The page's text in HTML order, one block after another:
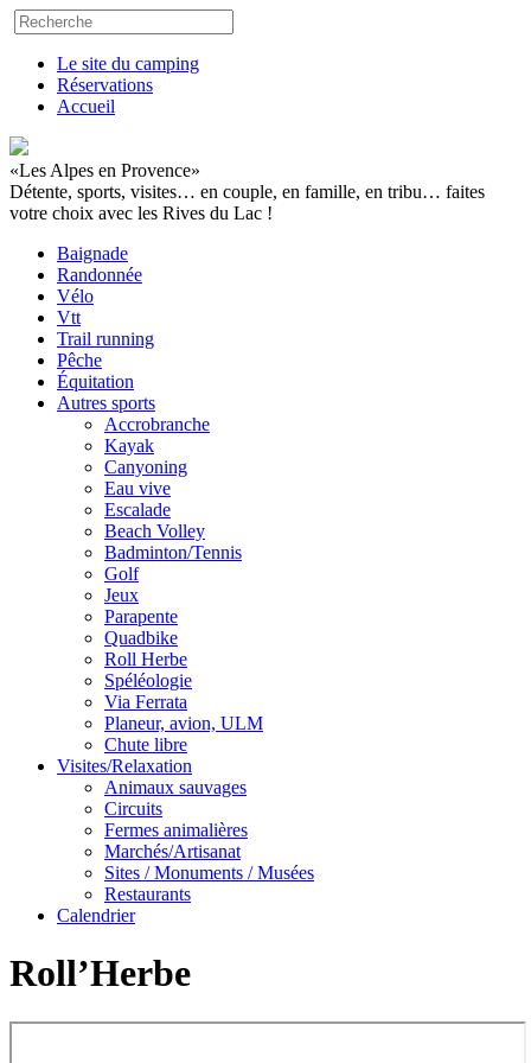
Le site du camping
Réservations
Accueil
«Les Alpes en Provence»
Détente, sports, visites… en couple, en famille, en tribu… faites
votre choix avec les Rives du Lac !
Baignade
Randonnée
Vélo
Vtt
Trail running
Pêche
Équitation
Autres sports
Accrobranche
Kayak
Canyoning
Eau vive
Escalade
Beach Volley
Badminton/Tennis
Golf
Jeux
Parapente
Quadbike
Roll Herbe
Spéléologie
Via Ferrata
Planeur, avion, ULM
Chute libre
Visites/Relaxation
Animaux sauvages
Circuits
Fermes animalières
Marchés/Artisanat
Sites / Monuments / Musées
Restaurants
Calendrier
Roll’Herbe